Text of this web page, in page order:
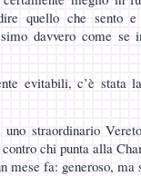
quello che sento
davvero come
evitabili, c’è stata
uno straordinario
chi punta alla
mese fa: generoso, ma